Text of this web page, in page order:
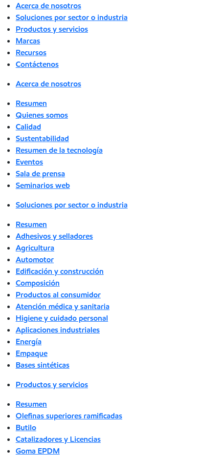
Acerca de nosotros
Soluciones por sector o industria
Productos y servicios
Marcas
Recursos
Contáctenos
Acerca de nosotros
Resumen
Quienes somos
Calidad
Sustentabilidad
Resumen de la tecnología
Eventos
Sala de prensa
Seminarios web
Soluciones por sector o industria
Resumen
Adhesivos y selladores
Agricultura
Automotor
Edificación y construcción
Composición
Productos al consumidor
Atención médica y sanitaria
Higiene y cuidado personal
Aplicaciones industriales
Energía
Empaque
Bases sintéticas
Productos y servicios
Resumen
Olefinas superiores ramificadas
Butilo
Catalizadores y Licencias
Goma EPDM